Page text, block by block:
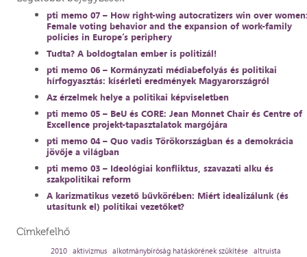
pti memo 07 – How right-wing autocratizers win over
Female voting behavior and the expansion of work-family
policies in Europe’s periphery
Tudta? A boldogtalan ember is politizál!
pti memo 06 – Kormányzati médiabefolyás és politikai
hírfogyasztás: kísérleti eredmények Magyarországról
Az érzelmek helye a politikai képviseletben
pti memo 05 – BeU és CORE: Jean Monnet Chair és Centre of
Excellence projekt-tapasztalatok margójára
pti memo 04 – Quo vadis Törökországban és a demokrácia
jövője a világban
pti memo 03 – Ideológiai konfliktus, szavazati alku és
szakpolitikai reform
A karizmatikus vezető bűvkörében: Miért idealizálunk (és
utasítunk el) politikai vezetőket?
Címkefelhő
2010 aktivizmus alkotmánybíróság hatáskörének szűkítése
altruista